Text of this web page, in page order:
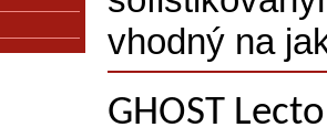
vhodný na
GHOST